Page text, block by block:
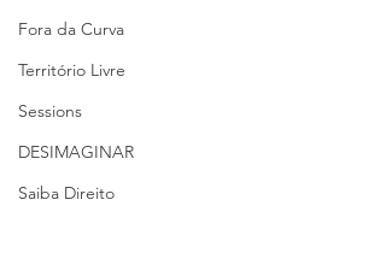
Fora da Curva
Território Livre
Sessions
DESIMAGINAR
Saiba Direito